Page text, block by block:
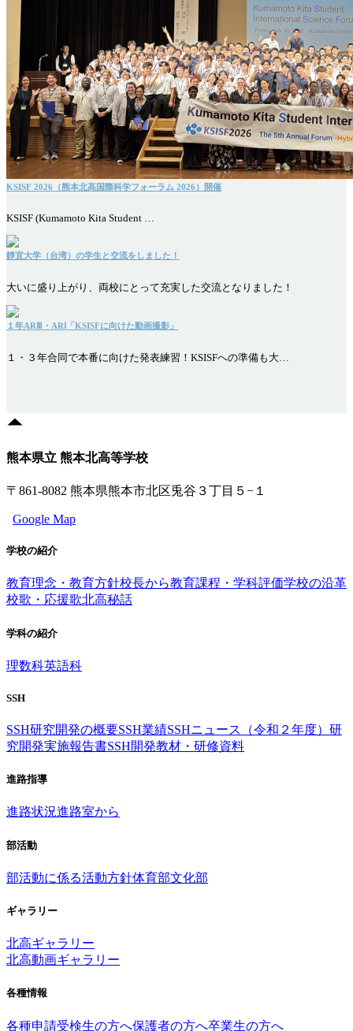
KSISF 2026（熊本北高国際科学フォーラム 2026）開催
KSISF (Kumamoto Kita Student …
靜宜大学（台湾）の学生と交流をしました！
大いに盛り上がり、両校にとって充実した交流となりました！
１年ARⅢ・ARⅠ「KSISFに向けた動画撮影」
１・３年合同で本番に向けた発表練習！KSISFへの準備も大…
熊本県立 熊本北高等学校
〒861-8082 熊本県熊本市北区兎谷３丁目５−１
Google Map
学校の紹介
教育理念・教育方針校長から教育課程・学科評価学校の沿革
校歌・応援歌北高秘話
学科の紹介
理数科英語科
SSH
SSH研究開発の概要SSH業績SSHニュース（令和２年度） 研
究開発実施報告書SSH開発教材・研修資料
進路指導
進路状況進路室から
部活動
部活動に係る活動方針体育部文化部
ギャラリー
北高ギャラリー
北高動画ギャラリー
各種情報
各種申請受検生の方へ保護者の方へ卒業生の方へ